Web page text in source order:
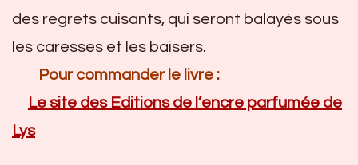
des regrets cuisants, qui seront balayés sous
les caresses et les baisers.
Pour commander le livre :
Le site des Editions de l’encre parfumée de
Lys